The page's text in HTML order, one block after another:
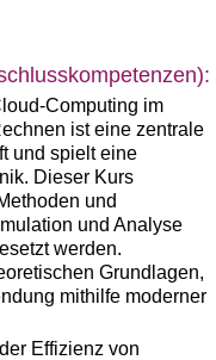
Computing im
ist eine zentrale
und spielt eine
Dieser Kurs
und
und Analyse
werden.
Grundlagen,
mithilfe moderner
Effizienz von